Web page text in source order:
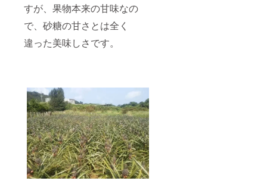
すが、果物本来の甘味なの
で、砂糖の甘さとは全く
違った美味しさです。